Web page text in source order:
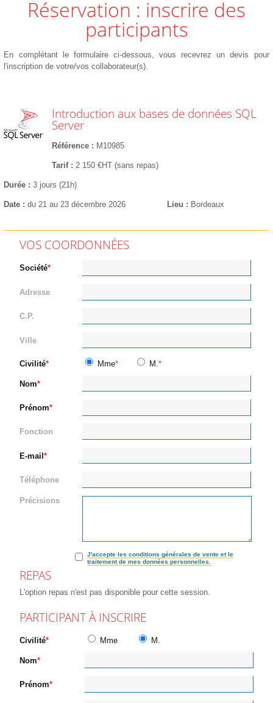
Réservation : inscrire des
participants
En complétant le formulaire ci-dessous, vous recevrez un devis pour
l'inscription de votre/vos collaborateur(s).
Introduction aux bases de données SQL
Server
Référence M10985
Tarif 2 150 €HT (sans repas)
Durée 3 jours (21h)
Date du 21 au 23 décembre 2026 Lieu Bordeaux
VOS COORDONNÉES
Société
Adresse
C.P.
Ville
Civilité Mme M.
Nom
Prénom
Fonction
E-mail
Téléphone
Précisions
J'accepte les conditions générales de vente et le
traitement de mes données personnelles.
REPAS
L'option repas n'est pas disponible pour cette session.
PARTICIPANT À INSCRIRE
Civilité Mme M.
Nom
Prénom